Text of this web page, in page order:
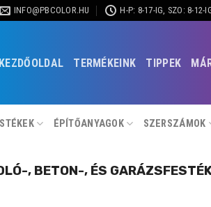
INFO@PBCOLOR.HU H-P: 8-17-IG, SZO: 8-12-
KEZDŐOLDAL TERMÉKEINK TIPPEK
ÉPÍTŐANYAGOK SZERSZÁMOK
, BETON-, ÉS